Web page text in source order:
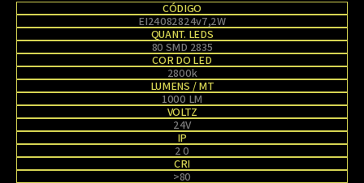
CÓDIGO
EI24082824v7,2W
QUANT. LEDS
80 SMD 2835
COR DO LED
2800k
LUMENS / MT
1000 LM
VOLTZ
24V
IP
2 0
CRI
>80